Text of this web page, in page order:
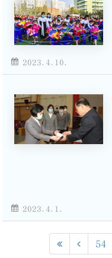
2023.4.10.
2023.4.1.
54